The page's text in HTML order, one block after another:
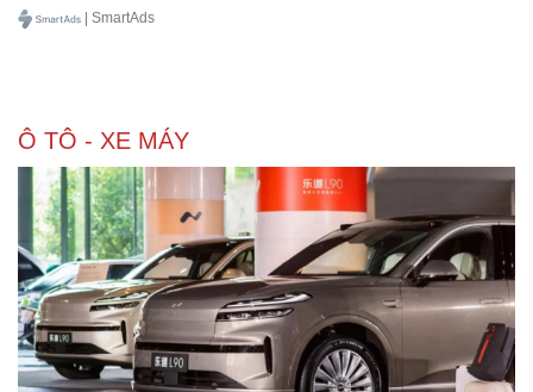
Làm đẹp - giảm cân
| SmartAds
Ô TÔ - XE MÁY